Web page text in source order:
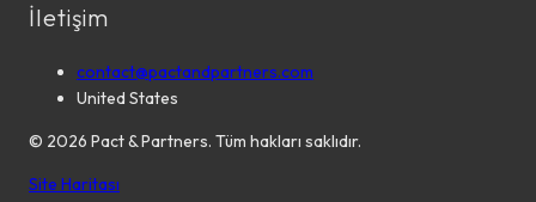
İletişim
contact@pactandpartners.com
United States
© 2026 Pact & Partners. Tüm hakları saklıdır.
Site Haritası